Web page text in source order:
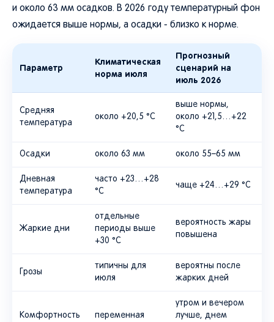
и около 63 мм осадков. В 2026 году температурный фон
ожидается выше нормы, а осадки - близко к норме.
Параметр
Климатическая
норма июля
Прогнозный
сценарий на
июль 2026
Средняя
температура
около +20,5 °C
выше нормы,
около +21,5…+22
°C
Осадки около 63 мм около 55–65 мм
Дневная
температура
часто +23…+28
°C
чаще +24…+29 °C
Жаркие дни
отдельные
периоды выше
+30 °C
вероятность жары
повышена
Грозы
типичны для
июля
вероятны после
жарких дней
Комфортность переменная
утром и вечером
лучше, днем